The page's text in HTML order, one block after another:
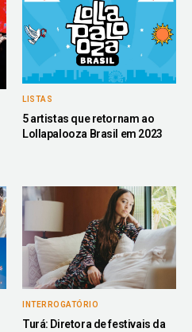
LISTAS
5 artistas que retornam ao
Lollapalooza Brasil em 2023
INTERROGATÓRIO
Turá: Diretora de festivais da